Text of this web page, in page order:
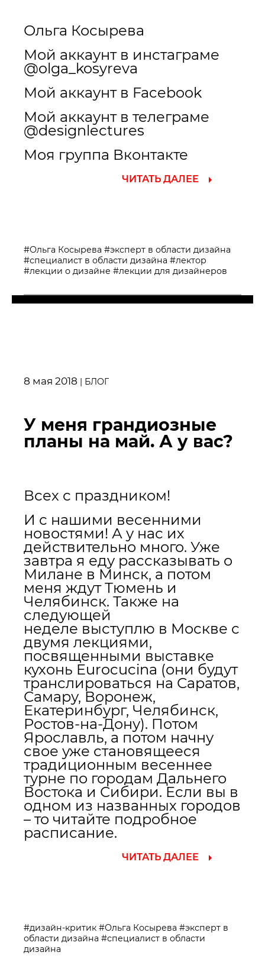
Ольга Косырева
Мой аккаунт в инстаграме
@olga_kosyreva
Мой аккаунт в Facebook
Мой аккаунт в телеграме
@designlectures
Моя группа Вконтакте
ЧИТАТЬ ДАЛЕЕ
#Ольга Косырева #эксперт в области дизайна
#специалист в области дизайна #лектор
#лекции о дизайне #лекции для дизайнеров
8 мая 2018 | БЛОГ
У меня грандиозные
планы на май. А у вас?
Всех с праздником!
И с нашими весенними
новостями! А у нас их
действительно много. Уже
завтра я еду рассказывать о
Милане в Минск, а потом
меня ждут Тюмень и
Челябинск. Также на
следующей
неделе выступлю в Москве с
двумя лекциями,
посвященными выставке
кухонь Eurocucina (они будут
транслироваться на Саратов,
Самару, Воронеж,
Екатеринбург, Челябинск,
Ростов-на-Дону). Потом
Ярославль, а потом начну
свое уже становящееся
традиционным весеннее
турне по городам Дальнего
Востока и Сибири. Если вы в
одном из названных городов
– то читайте подробное
расписание.
ЧИТАТЬ ДАЛЕЕ
#дизайн-критик #Ольга Косырева #эксперт в
области дизайна #специалист в области
дизайна